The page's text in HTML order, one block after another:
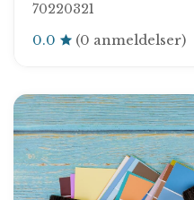
70220321
0.0 (0 anmeldelser)